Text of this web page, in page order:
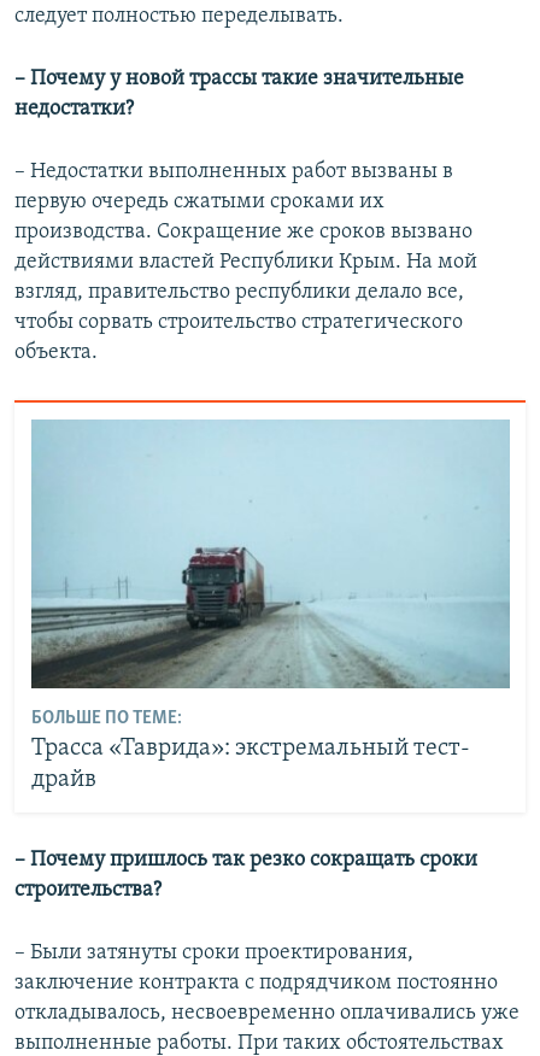
следует полностью переделывать.
– Почему у новой трассы такие значительные
недостатки?
– Недостатки выполненных работ вызваны в
первую очередь сжатыми сроками их
производства. Сокращение же сроков вызвано
действиями властей Республики Крым. На мой
взгляд, правительство республики делало все,
чтобы сорвать строительство стратегического
объекта.
БОЛЬШЕ ПО ТЕМЕ:
Трасса «Таврида»: экстремальный тест-
драйв
– Почему пришлось так резко сокращать сроки
строительства?
– Были затянуты сроки проектирования,
заключение контракта с подрядчиком постоянно
откладывалось, несвоевременно оплачивались уже
выполненные работы. При таких обстоятельствах